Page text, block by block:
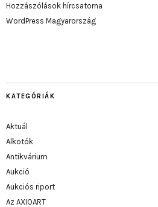
Hozzászólások hírcsatorna
WordPress Magyarország
KATEGÓRIÁK
Aktuál
Alkotók
Antikvárium
Aukció
Aukciós riport
Az AXIOART